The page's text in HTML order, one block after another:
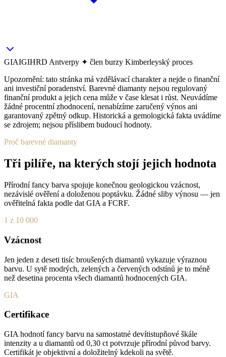
GIAIGIHRD Antverpy ✦ člen burzy Kimberleyský proces
Upozornění: tato stránka má vzdělávací charakter a nejde o finanční
ani investiční poradenství. Barevné diamanty nejsou regulovaný
finanční produkt a jejich cena může v čase klesat i růst. Neuvádíme
žádné procentní zhodnocení, nenabízíme zaručený výnos ani
garantovaný zpětný odkup. Historická a gemologická fakta uvádíme
se zdrojem; nejsou příslibem budoucí hodnoty.
Proč barevné diamanty
Tři pilíře, na kterých stojí jejich hodnota
Přírodní fancy barva spojuje konečnou geologickou vzácnost,
nezávislé ověření a doloženou poptávku. Žádné sliby výnosu — jen
ověřitelná fakta podle dat GIA a FCRF.
1 z 10 000
Vzácnost
Jen jeden z deseti tisíc broušených diamantů vykazuje výraznou
barvu. U sytě modrých, zelených a červených odstínů je to méně
než desetina procenta všech diamantů hodnocených GIA.
GIA
Certifikace
GIA hodnotí fancy barvu na samostatné devítistupňové škále
intenzity a u diamantů od 0,30 ct potvrzuje přírodní původ barvy.
Certifikát je objektivní a doložitelný kdekoli na světě.